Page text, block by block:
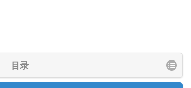
目录